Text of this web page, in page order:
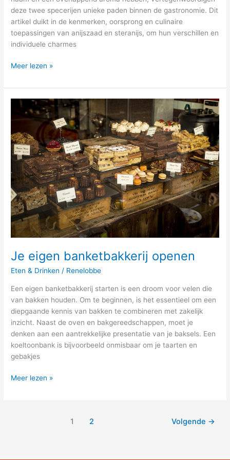
deze twee specerijen unieke paden binnen de gastronomie. Dit
artikel duikt in de kenmerken, oorsprong en culinaire
toepassingen van anijszaad en steranijs, om hun verschillen en
individuele charmes
Meer lezen »
Je eigen banketbakkerij openen
Eten & Drinken / Renelobbe
Een eigen banketbakkerij starten is een droom voor velen die
van bakken houden. Om te beginnen, is het essentieel om een
diepgaande kennis van bakken te combineren met zakelijk
inzicht. Naast de oven en bakgereedschappen, moet je
denken aan een aantrekkelijke presentatie van je baksels. Een
koeltoonbank is bijvoorbeeld onmisbaar om je taarten en
gebakjes
Je
eigen
banketbakkerij
openen
Meer lezen »
1 2 Volgende →